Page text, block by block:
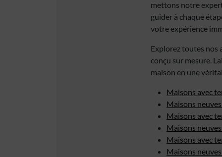
mettons notre
guider à chaque
votre expérience
Explorez toutes nos
conçu sur mesure.
maison en une
Maisons avec
Maisons
Maisons avec
Maisons
Maisons avec
Maisons